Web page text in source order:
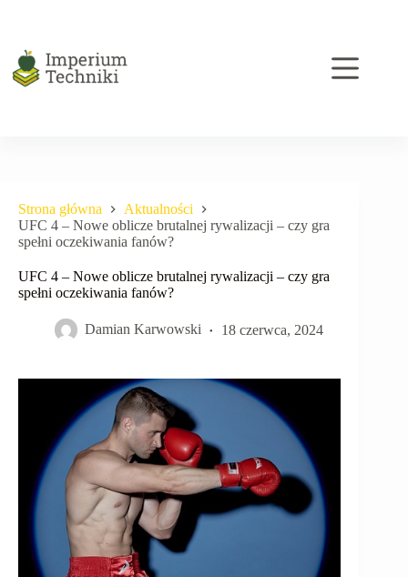
Strona główna
Aktualności
UFC 4 – Nowe oblicze brutalnej rywalizacji – czy gra
spełni oczekiwania fanów?
UFC 4 – Nowe oblicze brutalnej rywalizacji – czy gra
spełni oczekiwania fanów?
Damian Karwowski 18 czerwca, 2024